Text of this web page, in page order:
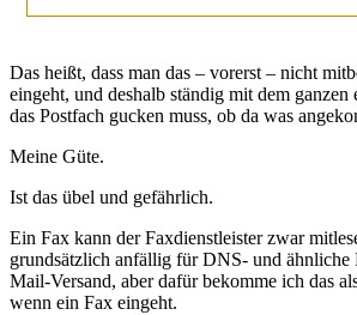
Das heißt, dass man das – vorerst – nicht
eingeht, und deshalb ständig mit dem ganzen
das Postfach gucken muss, ob da was
Meine Güte.
Ist das übel und gefährlich.
Ein Fax kann der Faxdienstleister zwar
grundsätzlich anfällig für DNS- und ähnliche
Mail-Versand, aber dafür bekomme ich das
wenn ein Fax eingeht.